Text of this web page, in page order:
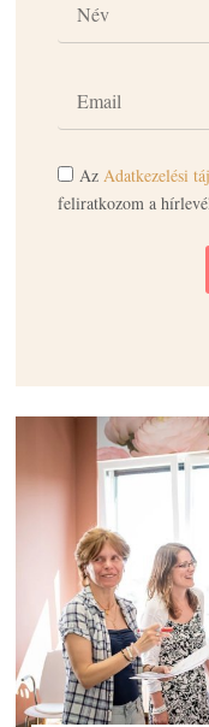
Az Adatkezelési
feliratkozom a